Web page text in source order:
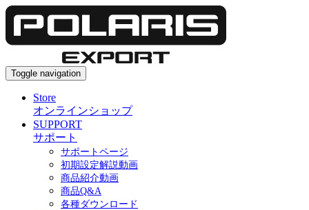
Toggle navigation
Store
オンラインショップ
SUPPORT
サポート
サポートページ
初期設定解説動画
商品紹介動画
商品Q&A
各種ダウンロード